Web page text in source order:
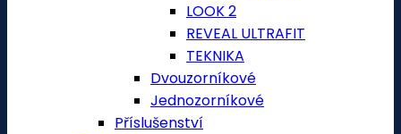
LOOK 2
REVEAL ULTRAFIT
TEKNIKA
Dvouzorníkové
Jednozorníkové
Příslušenství